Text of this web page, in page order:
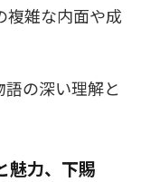
複雑な内面や成
の深い理解と
魅力、下賜